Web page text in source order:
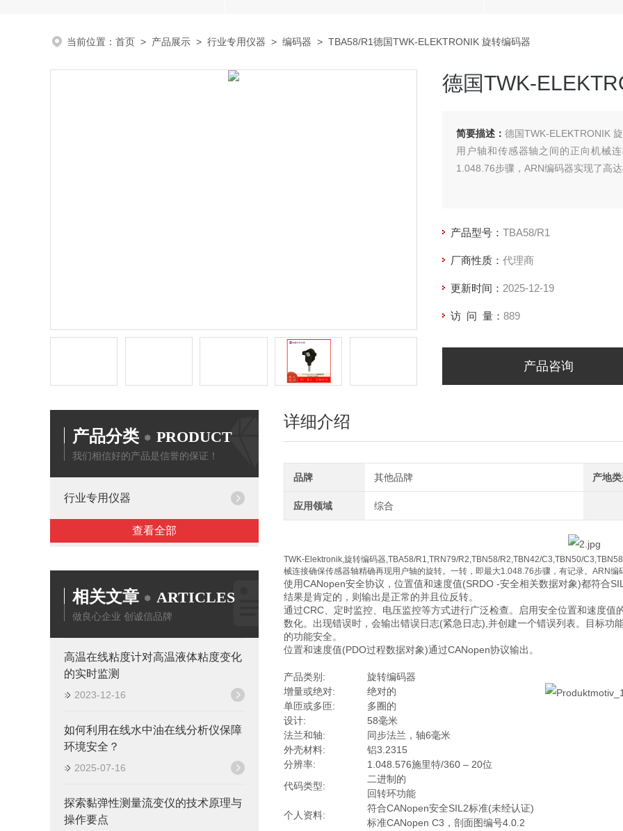
当前位置： 首页 > 产品展示 > 行业专用仪器 > 编码器 > TBA58/R1德国TWK-ELEKTRONIK 旋转编码器
德国TWK-
简要描述： 德国TWK-ELEKTRONIK
用户轴和传感器轴之间的正向机械
1.048.76步骤，ARN编码器实现了高
产品型号： TBA58/R1
厂商性质： 代理商
更新时间： 2025-12-19
访 问 量： 889
产品咨询
产品分类 PRODUCT
我们相信好的产品是信誉的保证！
行业专用仪器
查看全部
相关文章 ARTICLES
做良心企业 创诚信品牌
高温在线粘度计对高温液体粘度变化
的实时监测
2023-12-16
如何利用在线水中油在线分析仪保障
环境安全？
2025-07-16
探索黏弹性测量流变仪的技术原理与
操作要点
详细介绍
品牌 其他品牌 产地类
应用领域 综合
TWK-Elektronik,旋转编码器,TBA58/R1,TRN79/R2,TBN58/R2,TBN42/C3,TBN50/
械连接确保传感器轴精确再现用户轴的旋转。一转，即最大1.048.76步骤，有记录。ARN编
使用CANopen安全协议，位置值和速度值(SRDO -安全相关数据对象)都符合
结果是肯定的，则输出是正常的并且位反转。
通过CRC、定时监控、电压监控等方式进行广泛检查。启用安全位置和速度
数化。出现错误时，会输出错误日志(紧急日志),并创建一个错误列表。目标功
的功能安全。
位置和速度值(PDO过程数据对象)通过CANopen协议输出。
产品类别:
旋转编码器
增量或绝对:
绝对的
单匝或多匝:
多圈的
设计:
58毫米
法兰和轴:
同步法兰，轴6毫米
外壳材料:
铝3.2315
分辨率:
1.048.576施里特/360 – 20位
代码类型:
二进制的
回转环功能
个人资料:
符合CANopen安全SIL2标准(未经认证)
标准CANopen C3，剖面图编号4.0.2